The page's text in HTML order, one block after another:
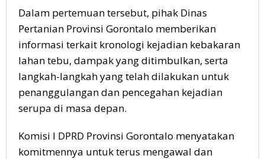
Dalam pertemuan tersebut, pihak Dinas
Pertanian Provinsi Gorontalo memberikan
informasi terkait kronologi kejadian kebakaran
lahan tebu, dampak yang ditimbulkan, serta
langkah-langkah yang telah dilakukan untuk
penanggulangan dan pencegahan kejadian
serupa di masa depan.
Komisi I DPRD Provinsi Gorontalo menyatakan
komitmennya untuk terus mengawal dan